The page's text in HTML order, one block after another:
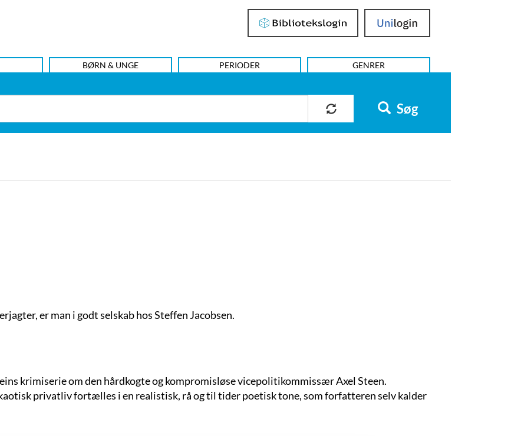
Bibliotekslogin UniLogin
BØRN & UNGE PERIODER GENRER
Søg
er man i godt selskab hos Steffen Jacobsen.
krimiserie om den hårdkogte og kompromisløse vicepolitikommissær Axel Steen.
privatliv fortælles i en realistisk, rå og til tider poetisk tone, som forfatteren selv kalder